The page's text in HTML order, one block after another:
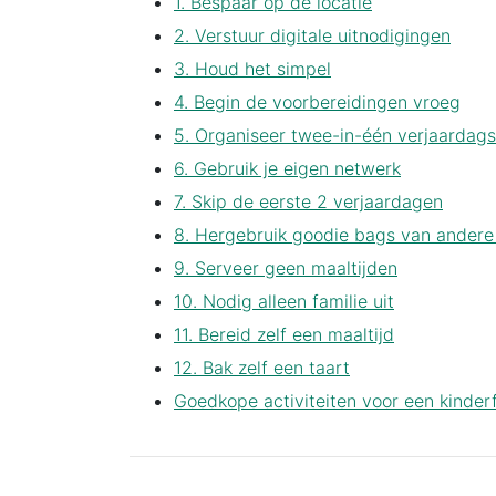
2. Verstuur digitale uitnodigingen
3. Houd het simpel
4. Begin de voorbereidingen vroeg
5. Organiseer twee-in-één
6. Gebruik je eigen netwerk
7. Skip de eerste 2 verjaardagen
8. Hergebruik goodie bags van
9. Serveer geen maaltijden
10. Nodig alleen familie uit
11. Bereid zelf een maaltijd
12. Bak zelf een taart
Goedkope activiteiten voor een